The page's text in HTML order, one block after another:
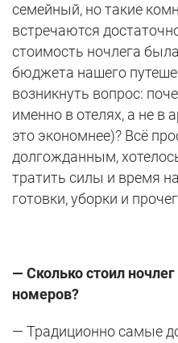
семейный, но такие
встречаются
стоимость ночлега
бюджета нашего
возникнуть вопрос:
именно в отелях, а не в
это экономнее)? Всё
долгожданным,
тратить силы и время
готовки, уборки и
— Сколько стоил
номеров?
— Традиционно самые